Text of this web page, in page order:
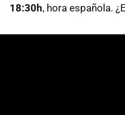
18:30h, hora española.